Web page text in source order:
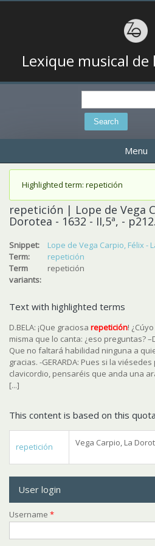
Lexique musical de
Search
Menu
Status message
Highlighted term: repetición
repetición | Lope de Vega
Dorotea - 1632 - II,5ª, - p212.
Snippet:
Lope de Vega Carpio, Félix -
Term:
repetición
Term
variants:
repetición
Text with highlighted terms
D.BELA: ¡Que graciosa repetición!
misma que lo canta: ¿eso preguntas?
Que no faltará habilidad ninguna a
gracias. -GERARDA: Pues si la
clavicordio, pensaréis que anda una
[...]
This content is based on this
repetición Vega Carpio, La
User login
Username *